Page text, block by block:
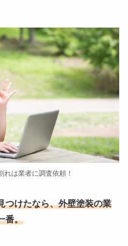
れは業者に調査依頼！
つけたなら、外壁塗装の業
番。